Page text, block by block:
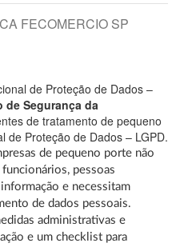
FECOMERCIO SP
de Proteção de Dados –
de Segurança da
de tratamento de pequeno
de Proteção de Dados – LGPD.
de pequeno porte não
pessoas
e necessitam
de dados pessoais.
administrativas e
e um checklist para